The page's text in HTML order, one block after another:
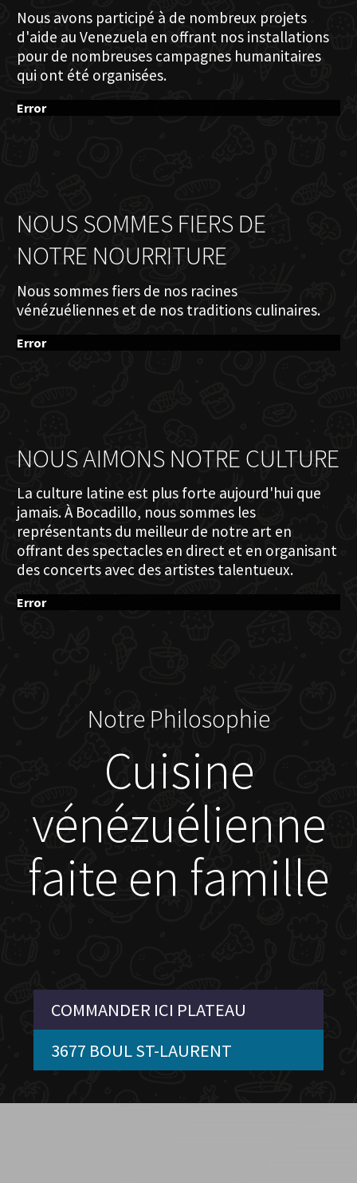
Nous avons participé à de nombreux projets
d'aide au Venezuela en offrant nos installations
pour de nombreuses campagnes humanitaires
qui ont été organisées.
Error
NOUS SOMMES FIERS DE
NOTRE NOURRITURE
Nous sommes fiers de nos racines
vénézuéliennes et de nos traditions culinaires.
Error
NOUS AIMONS NOTRE CULTURE
La culture latine est plus forte aujourd'hui que
jamais. À Bocadillo, nous sommes les
représentants du meilleur de notre art en
offrant des spectacles en direct et en organisant
des concerts avec des artistes talentueux.
Error
Notre Philosophie
Cuisine
vénézuélienne
faite en famille
COMMANDER ICI PLATEAU
3677 BOUL ST-LAURENT